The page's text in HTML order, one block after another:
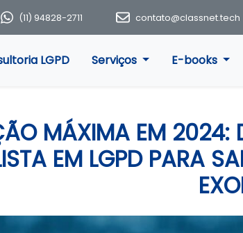
(11) 94828-2711 contato@classnet.tech
LGPD Serviços E-books
MÁXIMA EM 2024:
EM LGPD PARA